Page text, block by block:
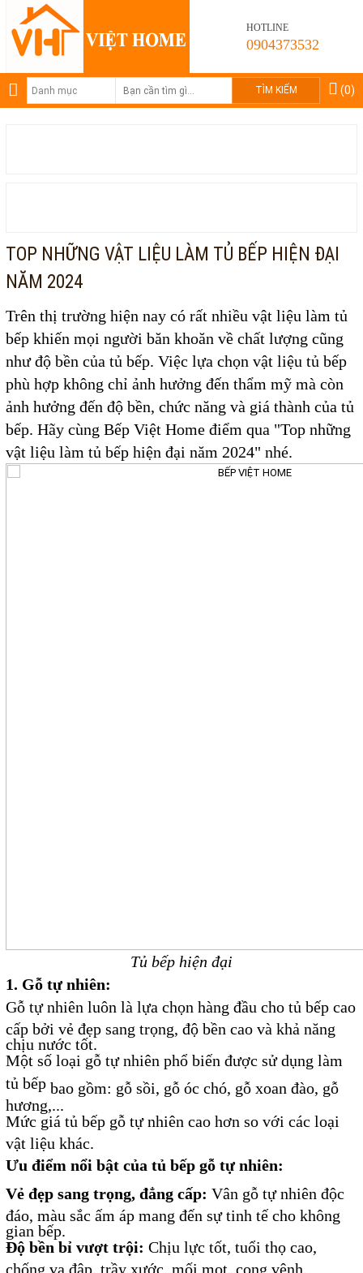
HOTLINE
0904373532
(0)
TOP NHỮNG VẬT LIỆU LÀM TỦ BẾP HIỆN ĐẠI
NĂM 2024
Trên thị trường hiện nay có rất nhiều vật liệu làm tủ
bếp khiến mọi người băn khoăn về chất lượng cũng
như độ bền của tủ bếp. Việc lựa chọn vật liệu tủ bếp
phù hợp không chỉ ảnh hưởng đến thẩm mỹ mà còn
ảnh hưởng đến độ bền, chức năng và giá thành của tủ
bếp. Hãy cùng Bếp Việt Home điểm qua "Top những
vật liệu làm tủ bếp hiện đại năm 2024" nhé.
Tủ bếp hiện đại
1. Gỗ tự nhiên:
Gỗ tự nhiên luôn là lựa chọn hàng đầu cho tủ bếp cao
cấp bởi vẻ đẹp sang trọng, độ bền cao và khả năng
chịu nước tốt.
Một số loại gỗ tự nhiên phổ biến được sử dụng làm
tủ bếpbao gồm: gỗ sồi, gỗ óc chó, gỗ xoan đào, gỗ
hương,...
Mức giá tủ bếp gỗ tự nhiên cao hơn so với các loại
vật liệu khác.
Ưu điểm nổi bật của tủ bếp gỗ tự nhiên:
Vẻ đẹp sang trọng, đẳng cấp: Vân gỗ tự nhiên độc
đáo, màu sắc ấm áp mang đến sự tinh tế cho không
gian bếp.
Độ bền bỉ vượt trội: Chịu lực tốt, tuổi thọ cao,
chống va đập, trầy xước, mối mọt, cong vênh.